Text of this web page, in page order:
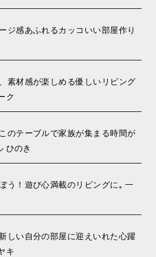
ジ感あふれるカッコいい部屋作り
素材感が楽しめる優しいリビング
ク
のテーブルで家族が集まる時間が
ひのき
う！遊び心満載のリビングに｡ 一
しい自分の部屋に迎えいれた心躍
キ